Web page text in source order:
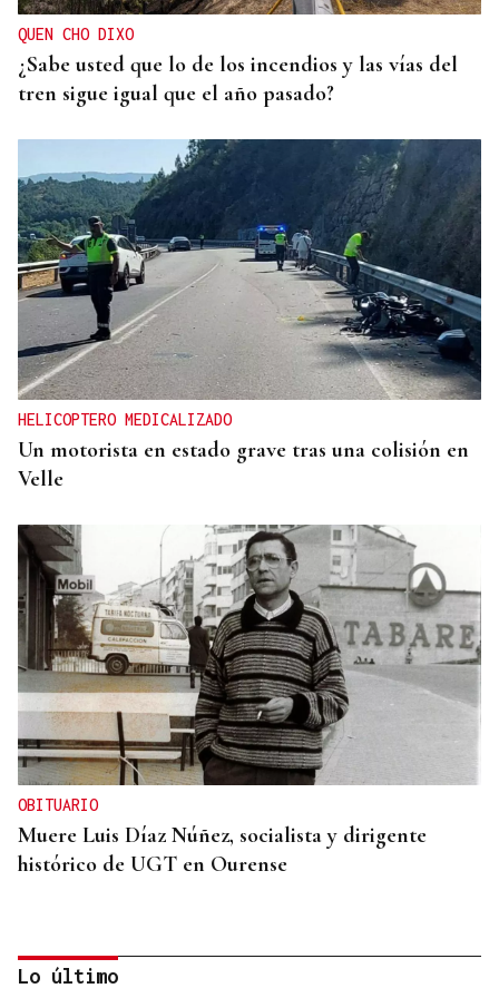
QUEN CHO DIXO
¿Sabe usted que lo de los incendios y las vías del
tren sigue igual que el año pasado?
HELICOPTERO MEDICALIZADO
Un motorista en estado grave tras una colisión en
Velle
OBITUARIO
Muere Luis Díaz Núñez, socialista y dirigente
histórico de UGT en Ourense
Lo último